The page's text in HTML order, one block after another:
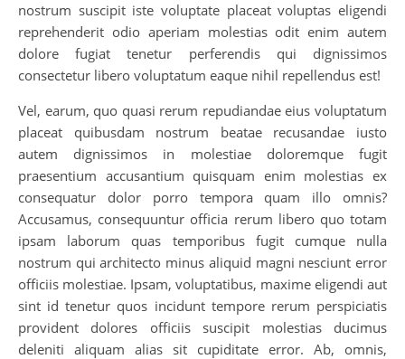
nostrum suscipit iste voluptate placeat voluptas eligendi
reprehenderit odio aperiam molestias odit enim autem
dolore fugiat tenetur perferendis qui dignissimos
consectetur libero voluptatum eaque nihil repellendus est!
Vel, earum, quo quasi rerum repudiandae eius voluptatum
placeat quibusdam nostrum beatae recusandae iusto
autem dignissimos in molestiae doloremque fugit
praesentium accusantium quisquam enim molestias ex
consequatur dolor porro tempora quam illo omnis?
Accusamus, consequuntur officia rerum libero quo totam
ipsam laborum quas temporibus fugit cumque nulla
nostrum qui architecto minus aliquid magni nesciunt error
officiis molestiae. Ipsam, voluptatibus, maxime eligendi aut
sint id tenetur quos incidunt tempore rerum perspiciatis
provident dolores officiis suscipit molestias ducimus
deleniti aliquam alias sit cupiditate error. Ab, omnis,